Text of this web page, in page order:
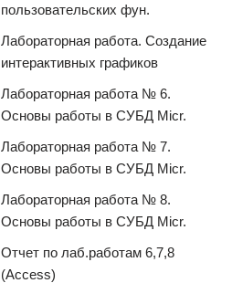
пользовательских фун.
Лабораторная работа. Создание
интерактивных графиков
Лабораторная работа № 6.
Основы работы в СУБД Micr.
Лабораторная работа № 7.
Основы работы в СУБД Micr.
Лабораторная работа № 8.
Основы работы в СУБД Micr.
Отчет по лаб.работам 6,7,8
(Access)